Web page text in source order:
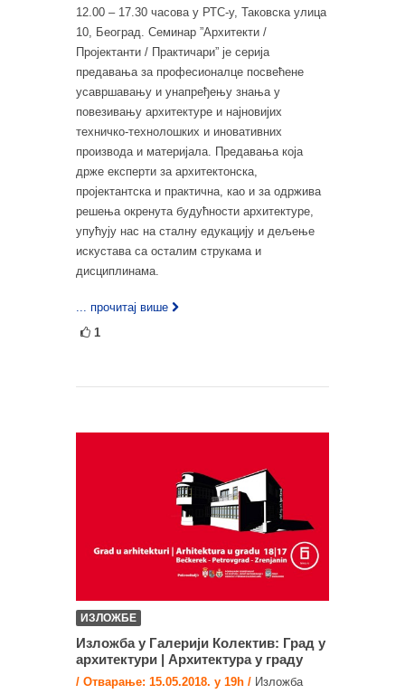
12.00 – 17.30 часова у РТС-у, Таковска улица
10, Београд. Семинар ”Архитекти /
Пројектанти / Практичари” је серија
предавања за професионалце посвећене
усавршавању и унапређењу знања у
повезивању архитектуре и најновијих
техничко-технолошких и иновативних
производа и материјала. Предавања која
држе експерти за архитектонска,
пројектантска и практична, као и за одржива
решења окренута будућности архитектуре,
упућују нас на сталну едукацију и дељење
искустава са осталим струкама и
дисциплинама.
... прочитај више
1
ИЗЛОЖБЕ
Изложба у Галерији Колектив: Град у
архитектури | Архитектура у граду
/ Отварање: 15.05.2018. у 19h / Изложба